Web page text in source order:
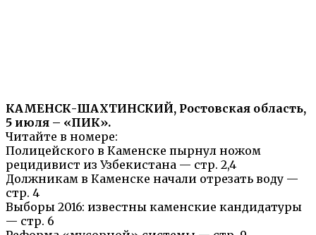
КАМЕНСК-ШАХТИНСКИЙ, Ростовская область,
5 июля – «ПИК».
Читайте в номере:
Полицейского в Каменске пырнул ножом
рецидивист из Узбекистана — стр. 2,4
Должникам в Каменске начали отрезать воду —
стр. 4
Выборы 2016: известны каменские кандидатуры
— стр. 6